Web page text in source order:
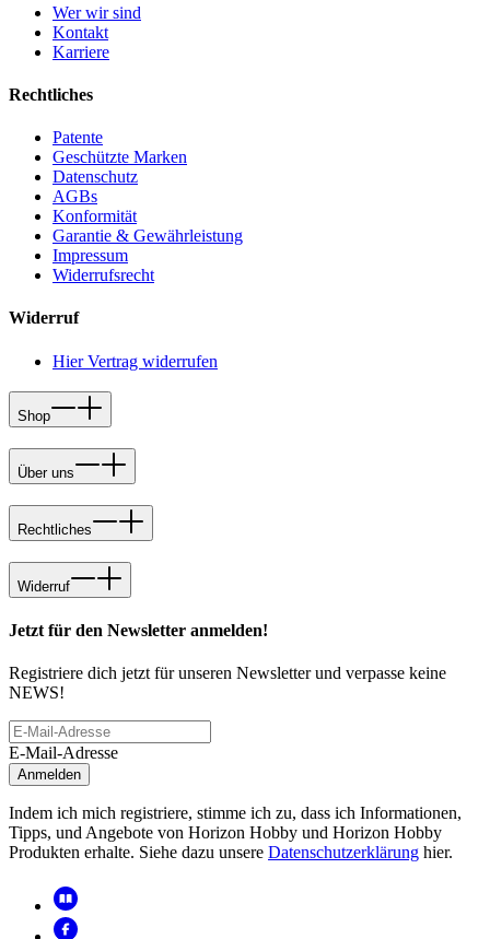
Wer wir sind
Kontakt
Karriere
Rechtliches
Patente
Geschützte Marken
Datenschutz
AGBs
Konformität
Garantie & Gewährleistung
Impressum
Widerrufsrecht
Widerruf
Hier Vertrag widerrufen
Shop
Über uns
Rechtliches
Widerruf
Jetzt für den Newsletter anmelden!
Registriere dich jetzt für unseren Newsletter und verpasse keine
NEWS!
E-Mail-Adresse
Anmelden
Indem ich mich registriere, stimme ich zu, dass ich Informationen,
Tipps, und Angebote von Horizon Hobby und Horizon Hobby
Produkten erhalte. Siehe dazu unsere Datenschutzerklärung hier.